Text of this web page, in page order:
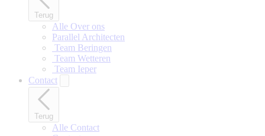
Terug
Alle Over ons
Parallel Architecten
‎ Team Beringen
‎ Team Wetteren
‎ Team Ieper
Contact
Terug
Alle Contact